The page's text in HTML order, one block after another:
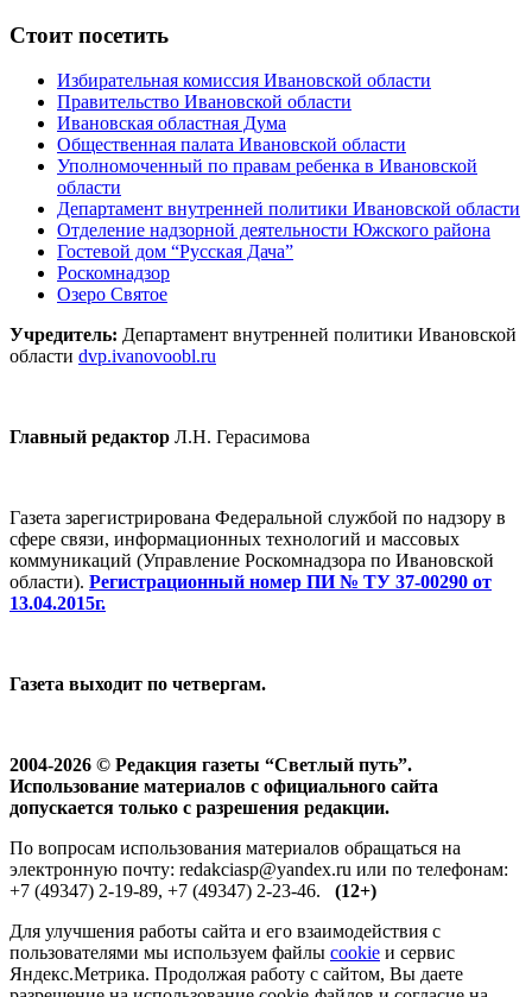
Стоит посетить
Избирательная комиссия Ивановской области
Правительство Ивановской области
Ивановская областная Дума
Общественная палата Ивановской области
Уполномоченный по правам ребенка в Ивановской
области
Департамент внутренней политики Ивановской области
Отделение надзорной деятельности Южского района
Гостевой дом “Русская Дача”
Роскомнадзор
Озеро Святое
Учредитель: Департамент внутренней политики Ивановской
области dvp.ivanovoobl.ru
Главный редактор Л.Н. Герасимова
Газета зарегистрирована Федеральной службой по надзору в
сфере связи, информационных технологий и массовых
коммуникаций (Управление Роскомнадзора по Ивановской
области). Регистрационный номер ПИ № ТУ 37-00290 от
13.04.2015г.
Газета выходит по четвергам.
2004-2026 © Редакция газеты “Светлый путь”.
Использование материалов с официального сайта
допускается только с разрешения редакции.
По вопросам использования материалов обращаться на
электронную почту: redakciasp@yandex.ru или по телефонам:
+7 (49347) 2-19-89, +7 (49347) 2-23-46. (12+)
Для улучшения работы сайта и его взаимодействия с
пользователями мы используем файлы cookie и сервис
Яндекс.Метрика. Продолжая работу с сайтом, Вы даете